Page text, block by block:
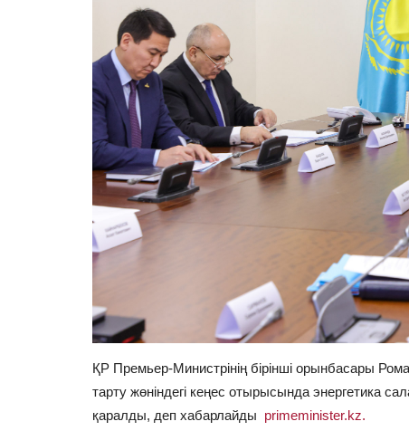
ҚР Премьер-Министрінің бірінші орынбасары
тарту жөніндегі кеңес отырысында энергетика
қаралды, деп хабарлайды primeminister.kz.